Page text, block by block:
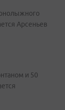
Арсеньев
и 50